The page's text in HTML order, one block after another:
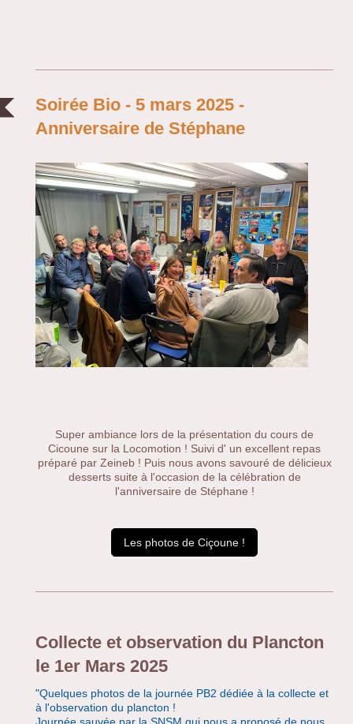
Soirée Bio - 5 mars 2025 -
Anniversaire de Stéphane
Super ambiance lors de la présentation du cours de
Cicoune sur la Locomotion ! Suivi d' un excellent repas
préparé par Zeineb ! Puis nous avons savouré de délicieux
desserts suite à l'occasion de la célébration de
l'anniversaire de Stéphane !
Les photos de Ciçoune !
Collecte et observation du Plancton
le 1er Mars 2025
"Quelques photos de la journée PB2 dédiée à la collecte et
à l'observation du plancton !